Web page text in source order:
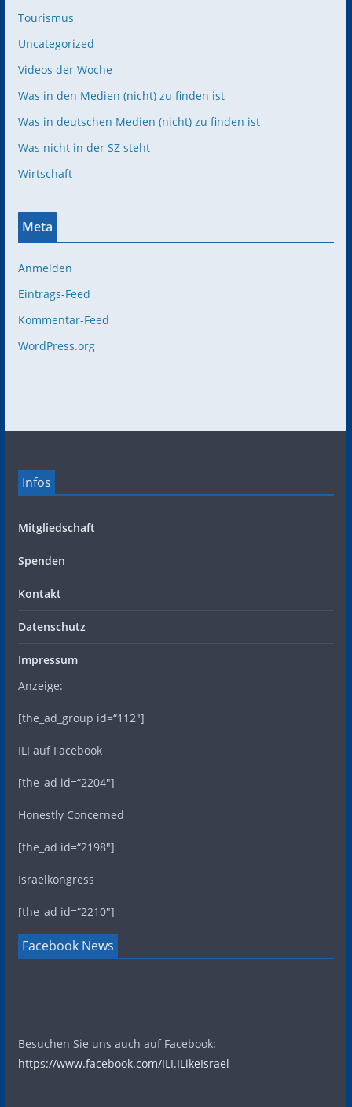
Tourismus
Uncategorized
Videos der Woche
Was in den Medien (nicht) zu finden ist
Was in deutschen Medien (nicht) zu finden ist
Was nicht in der SZ steht
Wirtschaft
Meta
Anmelden
Eintrags-Feed
Kommentar-Feed
WordPress.org
Infos
Mitgliedschaft
Spenden
Kontakt
Datenschutz
Impressum
Anzeige:
[the_ad_group id=“112″]
ILI auf Facebook
[the_ad id=“2204″]
Honestly Concerned
[the_ad id=“2198″]
Israelkongress
[the_ad id=“2210″]
Facebook News
Besuchen Sie uns auch auf Facebook:
https://www.facebook.com/ILI.ILikeIsrael